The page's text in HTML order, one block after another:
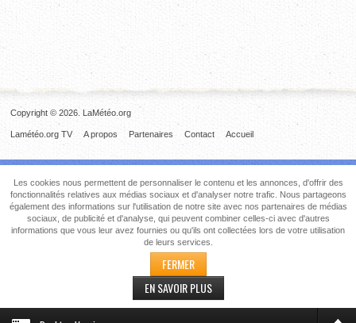
Copyright © 2026. LaMétéo.org
Accueil
Contact
Partenaires
A propos
Lamétéo.org TV
Les cookies nous permettent de personnaliser le contenu et les annonces, d'offrir des
fonctionnalités relatives aux médias sociaux et d'analyser notre trafic. Nous partageons
également des informations sur l'utilisation de notre site avec nos partenaires de médias
sociaux, de publicité et d'analyse, qui peuvent combiner celles-ci avec d'autres
informations que vous leur avez fournies ou qu'ils ont collectées lors de votre utilisation
de leurs services.
FERMER
EN SAVOIR PLUS